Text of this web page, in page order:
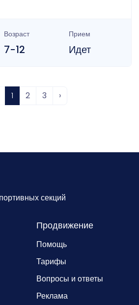
Возраст
7-12
Прием
Идет
1 2 3 ›
секций
Продвижение
Помощь
Тарифы
Вопросы и ответы
Реклама